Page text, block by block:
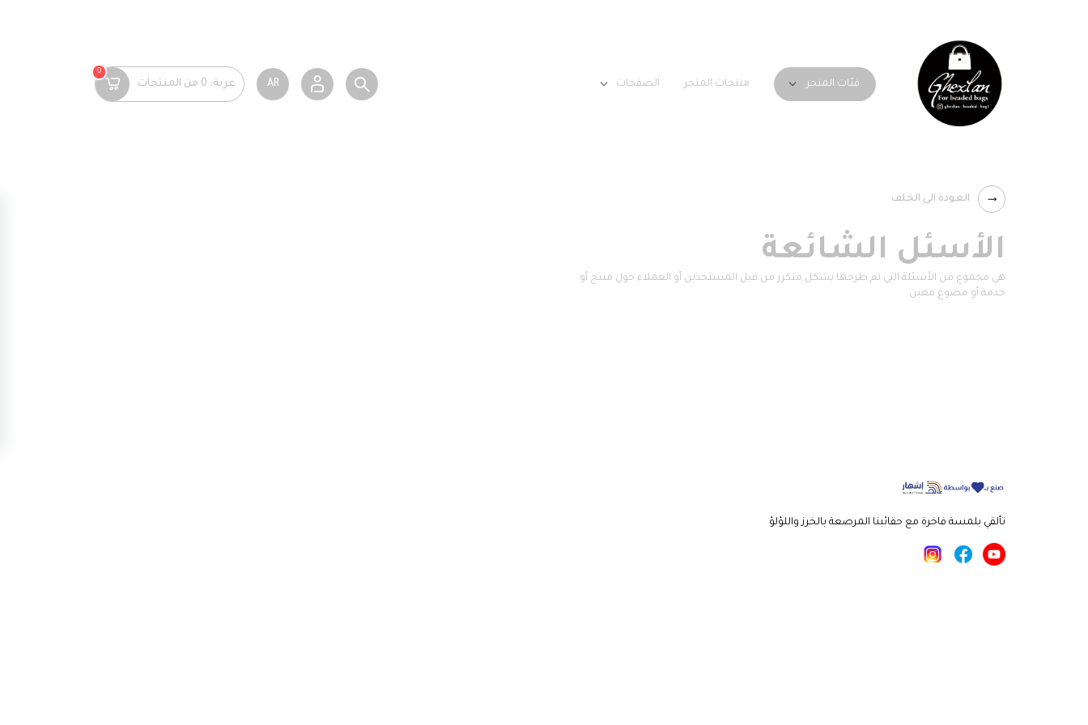
فئات المتجر منتجات المتجر الصفحات AR عربة: 0 من المنتجات
0
العودة الى الخلف
الأسئل الشائعة
هي مجموع من الأسئلة التي تم طرحها بشكل متكرر من قبل المستخدين أو العملاء حول منتج أو
خدمة أو مضوع معين
تألقي بلمسة فاخرة مع حقائبنا المرصعة بالخرز واللؤلؤ